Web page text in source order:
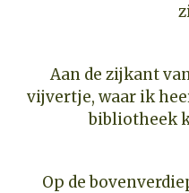
Aan de zijkant
vijvertje, waar ik
bibliotheek
Op de